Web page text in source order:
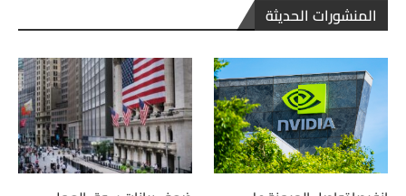
المنشورات الحديثة